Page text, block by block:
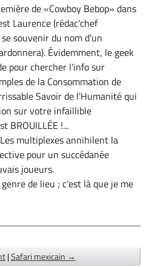
de «Cowboy Bebop» dans
Laurence (rédac'chef
souvenir du nom d'un
Évidemment, le geek
pour chercher l'info sur
de la Consommation de
Savoir de l'Humanité qui
sur votre infaillible
BROUILLÉE !...
multiplexes annihilent la
pour un succédanée
joueurs.
de lieu ; c'est là que je me
|Safari mexicain →